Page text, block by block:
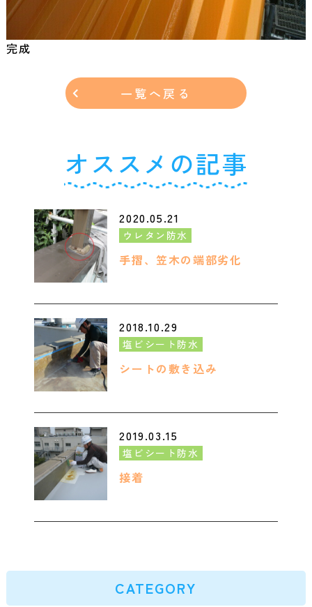
完成
一覧へ戻る
オススメの記事
2020.05.21
ウレタン防水
手摺、笠木の端部劣化
2018.10.29
塩ビシート防水
シートの敷き込み
2019.03.15
塩ビシート防水
接着
CATEGORY